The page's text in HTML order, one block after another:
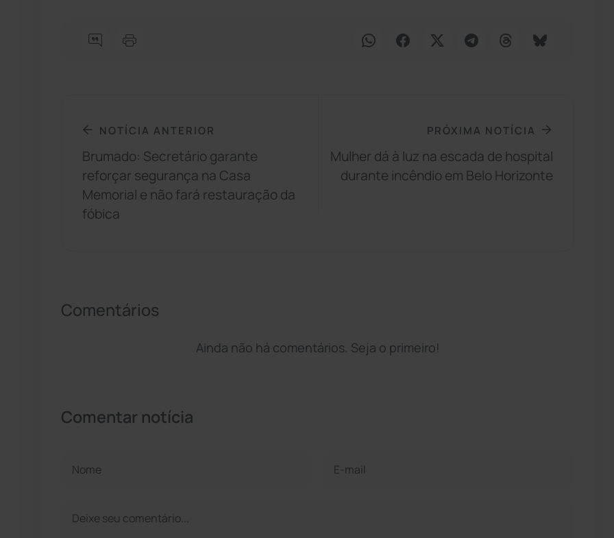
NOTÍCIA ANTERIOR
Brumado: Secretário garante
reforçar segurança na Casa
Memorial e não fará restauração da
fóbica
PRÓXIMA NOTÍCIA
Mulher dá à luz na escada de hospital
durante incêndio em Belo Horizonte
Comentários
Ainda não há comentários. Seja o primeiro!
Comentar notícia